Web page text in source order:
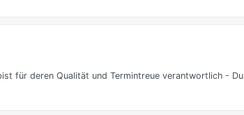
für deren Qualität und Termintreue verantwortlich -